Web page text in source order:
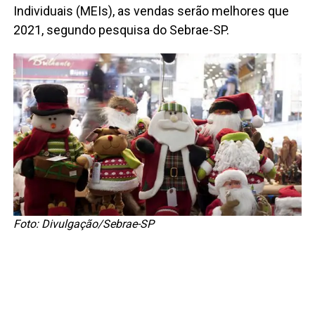
Individuais (MEIs), as vendas serão melhores que
2021, segundo pesquisa do Sebrae-SP.
Foto: Divulgação/Sebrae-SP